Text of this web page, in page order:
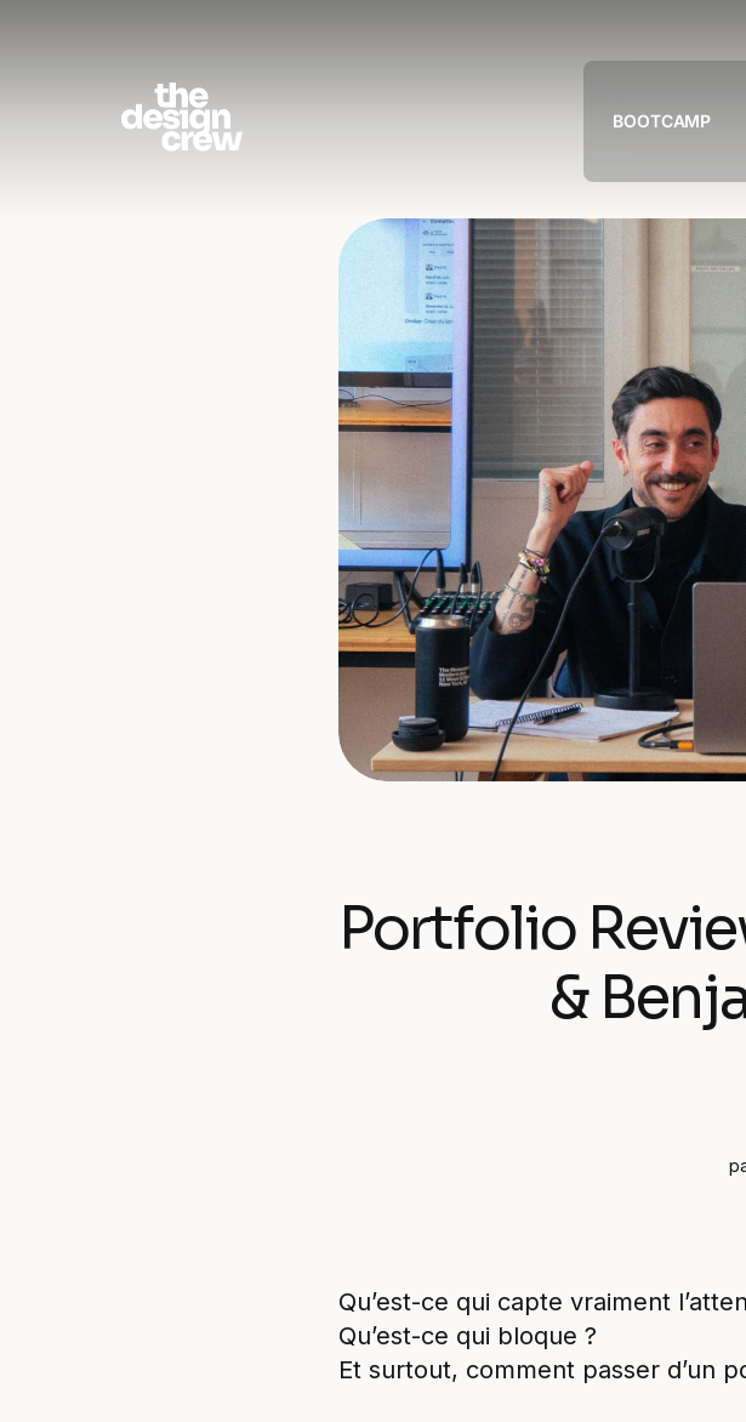
BOOTCAMP
Notre
Nos
Notre
Portfolio
&
Qu’est-ce qui capte vraiment
Qu’est-ce qui bloque ?
Et surtout, comment passer d’un